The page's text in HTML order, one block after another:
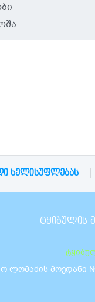
ᲮᲔᲚᲘᲡᲣᲤᲚᲔᲑᲐᲡ
ᲢᲧᲘᲑᲣᲚᲘᲡ
მოედანი №3